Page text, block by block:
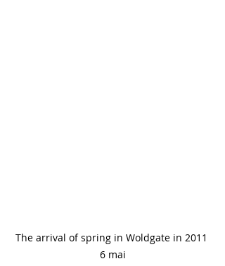
The arrival of spring in Woldgate in 2011
6 mai